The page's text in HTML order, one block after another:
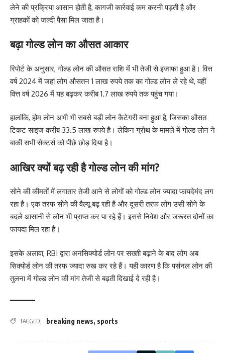
लेने की प्रक्रिया आसान होती है, कागजी कार्रवाई कम करनी पड़ती है और
ग्राहकों को जल्दी पैसा मिल जाता है।
बढ़ा गोल्ड लोन का औसत आकार
रिपोर्ट के अनुसार, गोल्ड लोन की औसत राशि में भी तेजी से इजाफा हुआ है। वित्त
वर्ष 2024 में जहां लोग औसतन 1 लाख रुपये तक का गोल्ड लोन ले रहे थे, वहीं
वित्त वर्ष 2026 में यह बढ़कर करीब 1.7 लाख रुपये तक पहुंच गया।
हालांकि, होम लोन अभी भी सबसे बड़ी लोन कैटेगरी बना हुआ है, जिसका औसत
टिकट साइज करीब 33.5 लाख रुपये है। लेकिन ग्रोथ के मामले में गोल्ड लोन ने
बाकी सभी सेक्टर्स को पीछे छोड़ दिया है।
आखिर क्यों बढ़ रही है गोल्ड लोन की मांग?
सोने की कीमतों में लगातार तेजी आने से लोगों को गोल्ड लोन ज्यादा फायदेमंद लग
रहा है। एक तरफ सोने की वैल्यू बढ़ रही है और दूसरी तरफ लोग उसी सोने के
बदले आसानी से लोन भी प्राप्त कर पा रहे हैं। इससे निवेश और जरूरत दोनों का
फायदा मिल रहा है।
इसके अलावा, RBI द्वारा अनसिक्योर्ड लोन पर सख्ती बढ़ाने के बाद लोग अब
सिक्योर्ड लोन की तरफ ज्यादा रुख कर रहे हैं। यही कारण है कि पर्सनल लोन की
तुलना में गोल्ड लोन की मांग तेजी से बढ़ती दिखाई दे रही है।
TAGGED: breaking news, sports